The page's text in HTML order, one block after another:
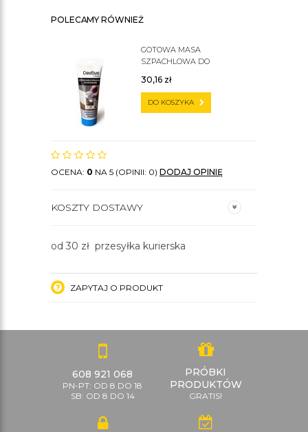
POLECAMY RÓWNIEŻ
GOTOWA MASA
SZPACHLOWA DO
30,16 zł
DO KOSZYKA
OCENA: 0 NA 5 (OPINII: 0) DODAJ OPINIĘ
KOSZTY DOSTAWY
od 30 zł przesyłka kurierska
ZAPYTAJ O PRODUKT
608 921 068
PN-PT: OD 8 DO 18
SB: OD 8 DO 14
PRÓBKI
PRODUKTÓW
GRATIS!